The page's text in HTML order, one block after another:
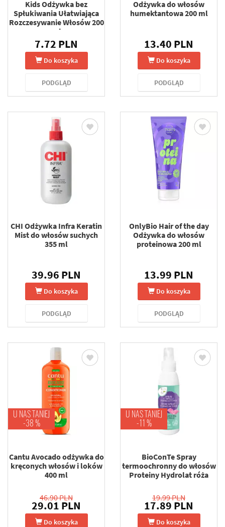
Kids Odżywka bez
Spłukiwania Ułatwiająca
Rozczesywanie Włosów 200
ml
7.72 PLN
Do koszyka
PODGLĄD
Odżywka do włosów
humektantowa 200 ml
13.40 PLN
Do koszyka
PODGLĄD
CHI Odżywka Infra Keratin
Mist do włosów suchych
355 ml
39.96 PLN
Do koszyka
PODGLĄD
OnlyBio Hair of the day
Odżywka do włosów
proteinowa 200 ml
13.99 PLN
Do koszyka
PODGLĄD
U NAS TANIEJ
-38 %
Cantu Avocado odżywka do
kręconych włosów i loków
400 ml
46.90 PLN
29.01 PLN
Do koszyka
U NAS TANIEJ
-11 %
BioConTe Spray
termoochronny do włosów
Proteiny Hydrolat róża
19.99 PLN
17.89 PLN
Do koszyka